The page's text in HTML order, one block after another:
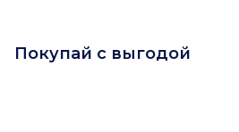
Покупай с выгодой